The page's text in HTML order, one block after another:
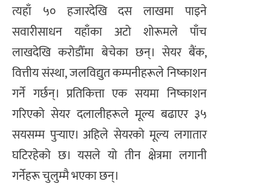
त्यहाँ ५० हजारदेखि दस लाखमा पाइने
सवारीसाधन यहाँका अटो शोरूमले पाँच
लाखदेखि करोडौँमा बेचेका छन्। सेयर बैंक,
वित्तीय संस्था, जलविद्युत कम्पनीहरूले निष्काशन
गर्ने गर्छन्। प्रतिकित्ता एक सयमा निष्काशन
गरिएको सेयर दलालीहरूले मूल्य बढाएर ३५
सयसम्म पुर्‍याए। अहिले सेयरको मूल्य लगातार
घटिरहेको छ। यसले यो तीन क्षेत्रमा लगानी
गर्नेहरू चुलुम्मै भएका छन्।